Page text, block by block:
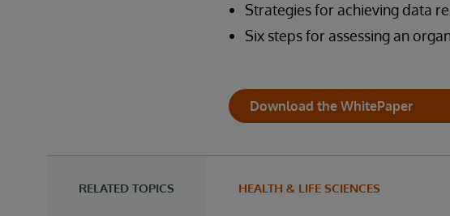
Strategies for achieving data
Six steps for assessing an
Download the WhitePaper
RELATED TOPICS HEALTH & LIFE SCIENCES